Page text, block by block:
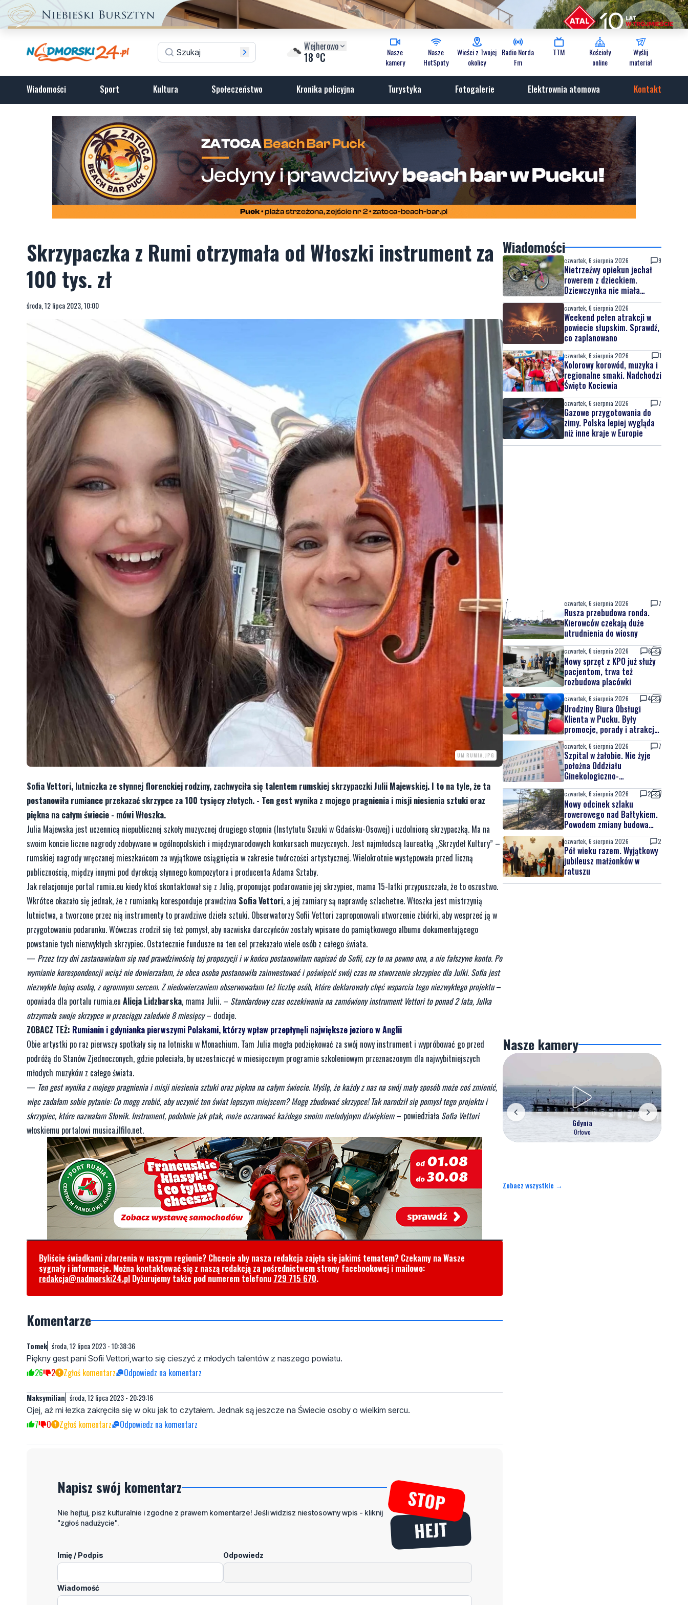
Wejherowo
18 oC
Nasze
kamery
Nasze
HotSpoty
Wieści z Twojej
okolicy
Radio Norda
Fm
TTM
Kościoły
online
Wyślij
materiał
Wiadomości Sport Kultura Społeczeństwo Kronika policyjna Turystyka Fotogalerie Elektrownia atomowa Kontakt
Skrzypaczka z Rumi otrzymała od Włoszki instrument za
100 tys. zł
środa, 12 lipca 2023, 10:00
UM RUMIA.JPG
Sofia Vettori, lutniczka ze słynnej florenckiej rodziny, zachwyciła się talentem rumskiej skrzypaczki Julii Majewskiej. I to na tyle, że ta
postanowiła rumiance przekazać skrzypce za 100 tysięcy złotych. - Ten gest wynika z mojego pragnienia i misji niesienia sztuki oraz
piękna na całym świecie - mówi Włoszka.
Julia Majewska jest uczennicą niepublicznej szkoły muzycznej drugiego stopnia (Instytutu Suzuki w Gdańsku-Osowej) i uzdolnioną skrzypaczką. Ma na
swoim koncie liczne nagrody zdobywane w ogólnopolskich i międzynarodowych konkursach muzycznych. Jest najmłodszą laureatką „Skrzydeł Kultury” –
rumskiej nagrody wręczanej mieszkańcom za wyjątkowe osiągnięcia w zakresie twórczości artystycznej. Wielokrotnie występowała przed liczną
publicznością, między innymi pod dyrekcją słynnego kompozytora i producenta Adama Sztaby.
Jak relacjonuje portal rumia.eu kiedy ktoś skontaktował się z Julią, proponując podarowanie jej skrzypiec, mama 15-latki przypuszczała, że to oszustwo.
Wkrótce okazało się jednak, że z rumianką koresponduje prawdziwa Sofia Vettori, a jej zamiary są naprawdę szlachetne. Włoszka jest mistrzynią
lutnictwa, a tworzone przez nią instrumenty to prawdziwe dzieła sztuki. Obserwatorzy Sofii Vettori zaproponowali utworzenie zbiórki, aby wesprzeć ją w
przygotowaniu podarunku. Wówczas zrodził się też pomysł, aby nazwiska darczyńców zostały wpisane do pamiątkowego albumu dokumentującego
powstanie tych niezwykłych skrzypiec. Ostatecznie fundusze na ten cel przekazało wiele osób z całego świata.
— Przez trzy dni zastanawiałam się nad prawdziwością tej propozycji i w końcu postanowiłam napisać do Sofii, czy to na pewno ona, a nie fałszywe konto. Po
wymianie korespondencji wciąż nie dowierzałam, że obca osoba postanowiła zainwestować i poświęcić swój czas na stworzenie skrzypiec dla Julki. Sofia jest
niezwykle hojną osobą, z ogromnym sercem. Z niedowierzaniem obserwowałam też liczbę osób, które deklarowały chęć wsparcia tego niezwykłego projektu–
opowiada dla portalu rumia.eu Alicja Lidzbarska, mama Julii. – Standardowy czas oczekiwania na zamówiony instrument Vettori to ponad 2 lata, Julka
otrzymała swoje skrzypce w przeciągu zaledwie 8 miesięcy– dodaje.
ZOBACZ TEŻ: Rumianin i gdynianka pierwszymi Polakami, którzy wpław przepłynęli największe jezioro w Anglii
Obie artystki po raz pierwszy spotkały się na lotnisku w Monachium. Tam Julia mogła podziękować za swój nowy instrument i wypróbować go przed
podróżą do Stanów Zjednoczonych, gdzie poleciała, by uczestniczyć w miesięcznym programie szkoleniowym przeznaczonym dla najwybitniejszych
młodych muzyków z całego świata.
— Ten gest wynika z mojego pragnienia i misji niesienia sztuki oraz piękna na całym świecie. Myślę, że każdy z nas na swój mały sposób może coś zmienić,
więc zadałam sobie pytanie: Co mogę zrobić, aby uczynić ten świat lepszym miejscem? Mogę zbudować skrzypce! Tak narodził się pomysł tego projektu i
skrzypiec, które nazwałam Słowik. Instrument, podobnie jak ptak, może oczarować każdego swoim melodyjnym dźwiękiem– powiedziała Sofia Vettori
włoskiemu portalowi musica.ilfilo.net.
Byliście świadkami zdarzenia w naszym regionie? Chcecie aby nasza redakcja zajęła się jakimś tematem? Czekamy na Wasze
sygnały i informacje. Można kontaktować się z naszą redakcją za pośrednictwem strony facebookowej i mailowo:
redakcja@nadmorski24.pl Dyżurujemy także pod numerem telefonu 729 715 670.
Komentarze
Tomek środa, 12 lipca 2023 - 10:38:36
Piękny gest pani Sofii Vettori,warto się cieszyć z młodych talentów z naszego powiatu.
26 2 Zgłoś komentarz Odpowiedz na komentarz
Maksymilian środa, 12 lipca 2023 - 20:29:16
Ojej, aż mi łezka zakręciła się w oku jak to czytałem. Jednak są jeszcze na Świecie osoby o wielkim sercu.
7 0 Zgłoś komentarz Odpowiedz na komentarz
Napisz swój komentarz
Nie hejtuj, pisz kulturalnie i zgodne z prawem komentarze! Jeśli widzisz niestosowny wpis - kliknij
"zgłoś nadużycie".
Imię / Podpis Odpowiedz
Wiadomość
Wiadomości
czwartek, 6 sierpnia 2026 9
Nietrzeźwy opiekun jechał
rowerem z dzieckiem.
Dziewczynka nie miała
kasku
czwartek, 6 sierpnia 2026
Weekend pełen atrakcji w
powiecie słupskim. Sprawdź,
co zaplanowano
czwartek, 6 sierpnia 2026 1
Kolorowy korowód, muzyka i
regionalne smaki. Nadchodzi
Święto Kociewia
czwartek, 6 sierpnia 2026 7
Gazowe przygotowania do
zimy. Polska lepiej wygląda
niż inne kraje w Europie
czwartek, 6 sierpnia 2026 7
Rusza przebudowa ronda.
Kierowców czekają duże
utrudnienia do wiosny
czwartek, 6 sierpnia 2026 6
Nowy sprzęt z KPO już służy
pacjentom, trwa też
rozbudowa placówki
czwartek, 6 sierpnia 2026 4
Urodziny Biura Obsługi
Klienta w Pucku. Były
promocje, porady i atrakcje
dla najmłodszych
czwartek, 6 sierpnia 2026 7
Szpital w żałobie. Nie żyje
położna Oddziału
Ginekologiczno-
Położniczego
czwartek, 6 sierpnia 2026 2
Nowy odcinek szlaku
rowerowego nad Bałtykiem.
Powodem zmiany budowa
elektrowni jądrowej
czwartek, 6 sierpnia 2026 2
Pół wieku razem. Wyjątkowy
jubileusz małżonków w
ratuszu
Nasze kamery
Gdynia
Orłowo
Zobacz wszystkie →